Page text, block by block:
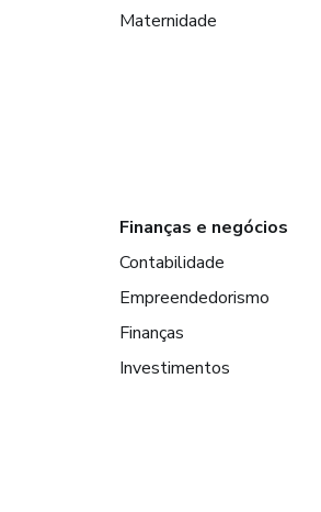
Maternidade
Finanças e negócios
Contabilidade
Empreendedorismo
Finanças
Investimentos